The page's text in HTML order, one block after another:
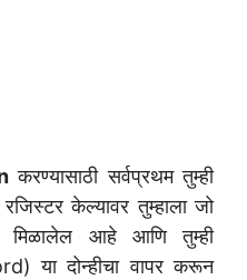
करण्यासाठी सर्वप्रथम तुम्ही
केल्यावर तुम्हाला जो
मिळालेल आहे आणि तुम्ही
या दोन्हीचा वापर करून